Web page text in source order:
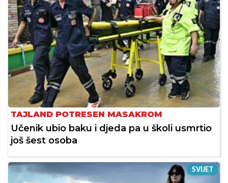
TAJLAND POTRESEN MASAKROM
Učenik ubio baku i djeda pa u školi usmrtio
još šest osoba
SVIJET